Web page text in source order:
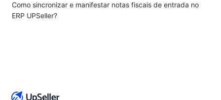
Como sincronizar e manifestar notas fiscais de entrada no
ERP UPSeller?